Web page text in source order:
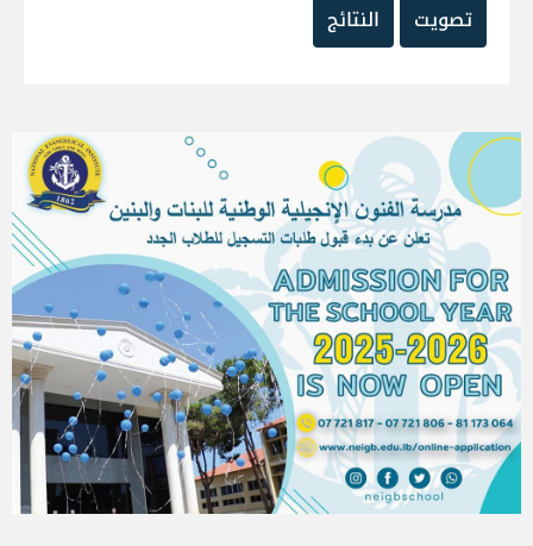
تصويت
النتائج